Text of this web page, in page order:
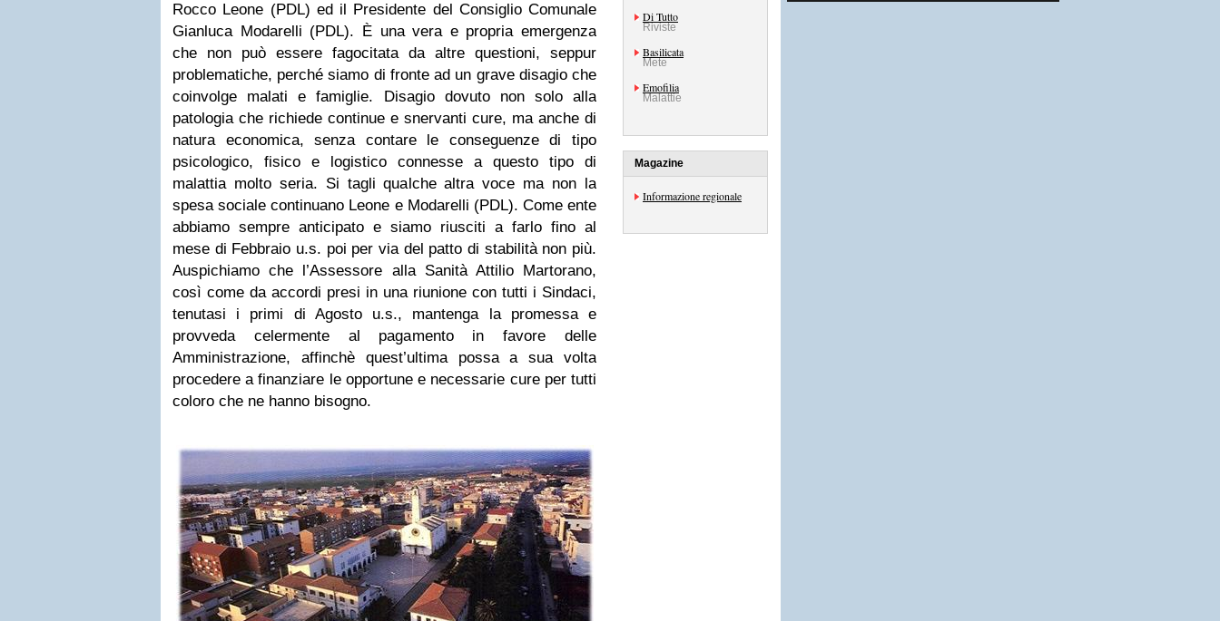
Rocco Leone (PDL) ed il Presidente del Consiglio Comunale
Gianluca Modarelli (PDL). È una vera e propria emergenza
che non può essere fagocitata da altre questioni, seppur
problematiche, perché siamo di fronte ad un grave disagio che
coinvolge malati e famiglie. Disagio dovuto non solo alla
patologia che richiede continue e snervanti cure, ma anche di
natura economica, senza contare le conseguenze di tipo
psicologico, fisico e logistico connesse a questo tipo di
malattia molto seria. Si tagli qualche altra voce ma non la
spesa sociale continuano Leone e Modarelli (PDL). Come ente
abbiamo sempre anticipato e siamo riusciti a farlo fino al
mese di Febbraio u.s. poi per via del patto di stabilità non più.
Auspichiamo che l’Assessore alla Sanità Attilio Martorano,
così come da accordi presi in una riunione con tutti i Sindaci,
tenutasi i primi di Agosto u.s., mantenga la promessa e
provveda celermente al pagamento in favore delle
Amministrazione, affinchè quest’ultima possa a sua volta
procedere a finanziare le opportune e necessarie cure per tutti
coloro che ne hanno bisogno.
Di Tutto
Riviste
Basilicata
Mete
Emofilia
Malattie
Magazine
Informazione regionale